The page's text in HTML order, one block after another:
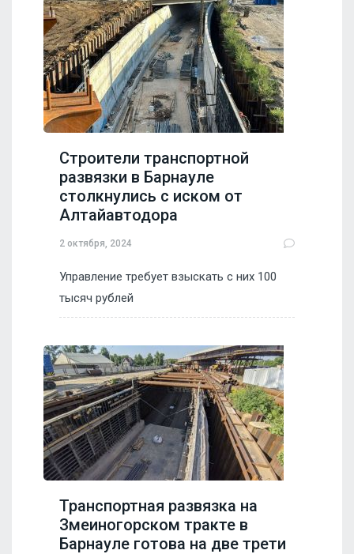
Строители транспортной
развязки в Барнауле
столкнулись с иском от
Алтайавтодора
2 октября, 2024
Управление требует взыскать с них 100
тысяч рублей
Транспортная развязка на
Змеиногорском тракте в
Барнауле готова на две трети